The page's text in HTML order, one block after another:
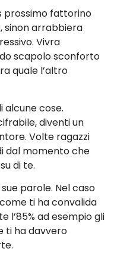
prossimo fattorino
sinon arrabbiera
Vivra
scapolo sconforto
quale l’altro
alcune cose.
diventi un
Volte ragazzi
dal momento che
di te.
parole. Nel caso
ti ha convalida
l’85% ad esempio gli
ti ha davvero